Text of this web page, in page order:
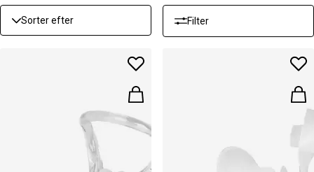
Sorter efter Filter